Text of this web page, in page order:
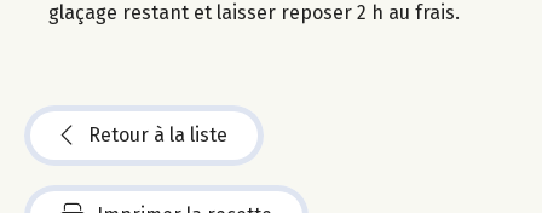
glaçage restant et laisser reposer 2 h au frais.
Retour à la liste